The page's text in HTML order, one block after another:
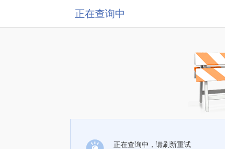
正在查询中
正在查询中，请刷新重试